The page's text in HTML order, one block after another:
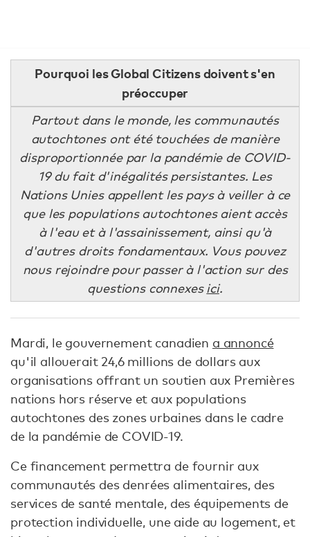
Pourquoi les Global Citizens doivent s'en
préoccuper
Partout dans le monde, les communautés
autochtones ont été touchées de manière
disproportionnée par la pandémie de COVID-
19 du fait d'inégalités persistantes. Les
Nations Unies appellent les pays à veiller à ce
que les populations autochtones aient accès
à l'eau et à l'assainissement, ainsi qu'à
d'autres droits fondamentaux. Vous pouvez
nous rejoindre pour passer à l'action sur des
questions connexes ici.
Mardi, le gouvernement canadien a annoncé
qu'il allouerait 24,6 millions de dollars aux
organisations offrant un soutien aux Premières
nations hors réserve et aux populations
autochtones des zones urbaines dans le cadre
de la pandémie de COVID-19.
Ce financement permettra de fournir aux
communautés des denrées alimentaires, des
services de santé mentale, des équipements de
protection individuelle, une aide au logement, et